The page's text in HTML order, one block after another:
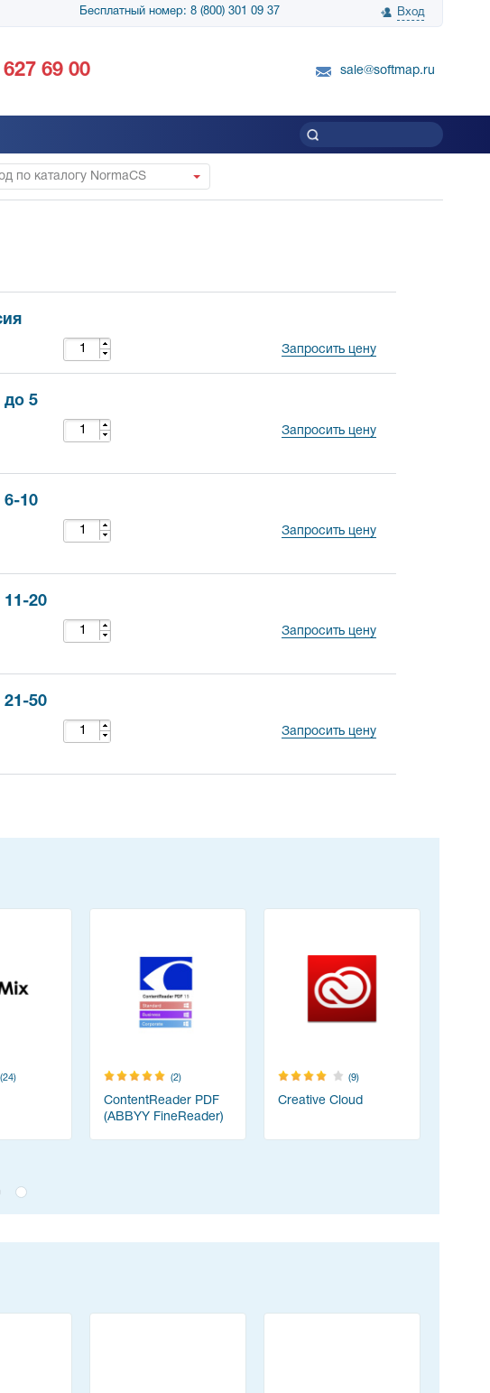
Бесплатный номер: 8 (800) 301 09 37 Вход
за поставку SnapGene...
благодарность SoftMap за помощь в
69 00 sale@softmap.ru
по каталогу NormaCS
Запросить цену
до 5
Запросить цену
6-10
Запросить цену
20
Запросить цену
50
Запросить цену
(24) (2)
ContentReader PDF
(ABBYY FineReader)
(9)
Creative Cloud